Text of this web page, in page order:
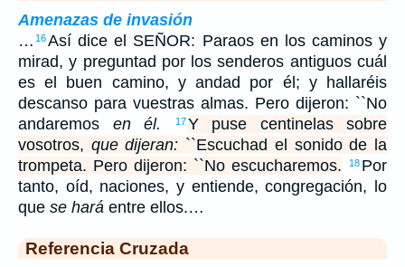
Amenazas de invasión
… 16Así dice el SEÑOR: Paraos en los caminos y
mirad, y preguntad por los senderos antiguos cuál
es el buen camino, y andad por él; y hallaréis
descanso para vuestras almas. Pero dijeron: ``No
andaremos en él. 17 Y puse centinelas sobre
vosotros, que dijeran: ``Escuchad el sonido de la
trompeta. Pero dijeron: ``No escucharemos.
18 Por
tanto, oíd, naciones, y entiende, congregación, lo
que se hará entre ellos.…
Referencia Cruzada